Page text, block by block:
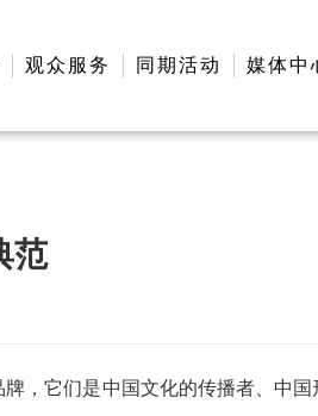
观众服务 同期活动 媒体中
范
，它们是中国文化的传播者、中国